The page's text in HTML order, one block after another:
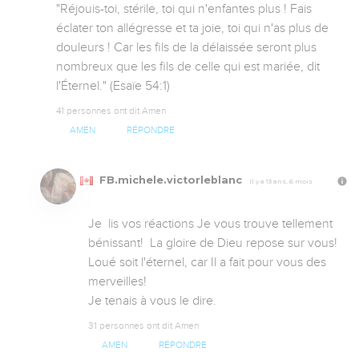
"Réjouis-toi, stérile, toi qui n'enfantes plus ! Fais
éclater ton allégresse et ta joie, toi qui n'as plus de
douleurs ! Car les fils de la délaissée seront plus
nombreux que les fils de celle qui est mariée, dit
l'Éternel." (Esaïe 54:1)
41 personnes ont dit Amen
AMEN RÉPONDRE
FB.michele.victorleblanc Il y a 13 ans, 6 mois
Je  lis vos réactions Je vous trouve tellement
bénissant!  La gloire de Dieu repose sur vous!
Loué soit l'éternel, car Il a fait pour vous des
merveilles!
Je tenais à vous le dire.
31 personnes ont dit Amen
AMEN RÉPONDRE